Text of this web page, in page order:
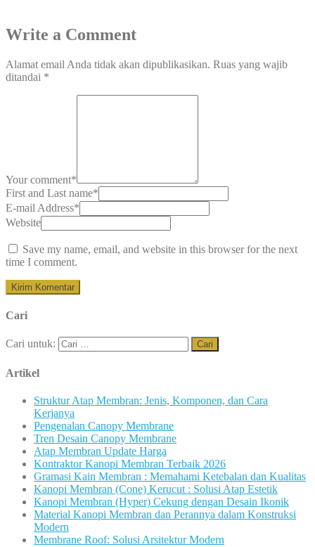
Write a Comment
Alamat email Anda tidak akan dipublikasikan. Ruas yang wajib
ditandai *
Your comment*
First and Last name*
E-mail Address*
Website
Save my name, email, and website in this browser for the next
time I comment.
Cari
Cari untuk:
Artikel
Struktur Atap Membran: Jenis, Komponen, dan Cara
Kerjanya
Pengenalan Canopy Membrane
Tren Desain Canopy Membrane
Atap Membran Update Harga
Kontraktor Kanopi Membran Terbaik 2026
Gramasi Kain Membran : Memahami Ketebalan dan Kualitas
Kanopi Membran (Cone) Kerucut : Solusi Atap Estetik
Kanopi Membran (Hyper) Cekung dengan Desain Ikonik
Material Kanopi Membran dan Perannya dalam Konstruksi
Modern
Membrane Roof: Solusi Arsitektur Modern